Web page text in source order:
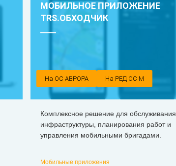
На ОС АВРОРА На РЕД ОС М
МОБИЛЬНОЕ ПРИЛОЖЕНИЕ
TRS.ОБХОДЧИК
Комплексное решение для обслуживания
инфраструктуры, планирования работ и
управления мобильными бригадами.
Мобильные приложения